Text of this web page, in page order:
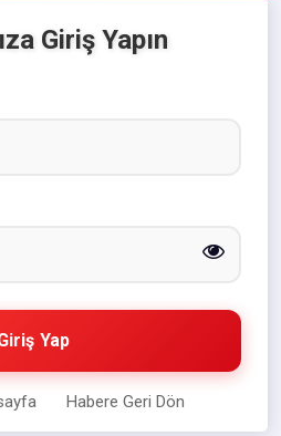
Giriş Yapın
Yap
Habere Geri Dön